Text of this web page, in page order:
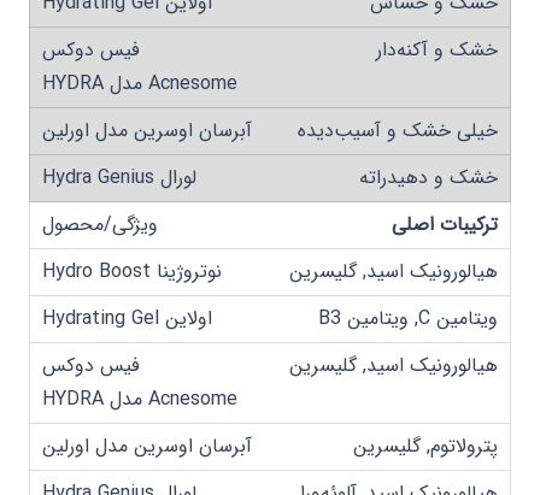
خشک و آکنه‌دار
خیلی خشک و آسیب‌دیده
خشک و دهیدراته
ترکیبات اصلی
هیالورونیک اسید, گلیسرین
ویتامین C, ویتامین B3
هیالورونیک اسید, گلیسرین
پترولاتوم, گلیسرین